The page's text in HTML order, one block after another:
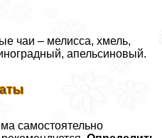
чаи – мелисса, хмель,
апельсиновый.
самостоятельно